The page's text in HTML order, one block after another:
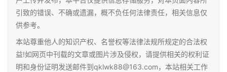
首
页
行
情
引致的错误、不确或遗漏，概不负任何法律责任，相关信息仅
供参考。
本站尊重他人的知识产权、名誉权等法律法规所规定的合法权
益!如网页中刊载的文章或图片涉及侵权，请提供相关的权利证
明和身份证明发送邮件到qklwk88@163.com，本站相关工作